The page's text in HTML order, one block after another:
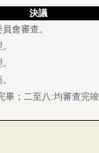
決議
會審查。
畢；二至八:均審查完竣